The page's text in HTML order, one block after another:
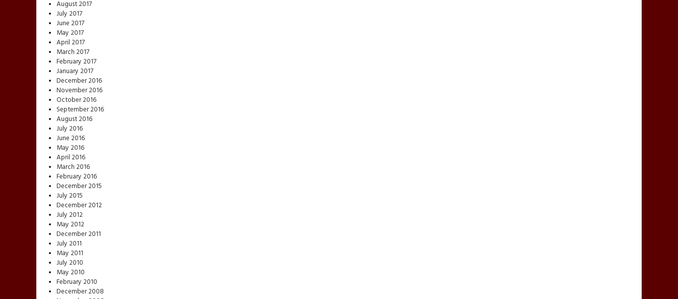
August 2017
July 2017
June 2017
May 2017
April 2017
March 2017
February 2017
January 2017
December 2016
November 2016
October 2016
September 2016
August 2016
July 2016
June 2016
May 2016
April 2016
March 2016
February 2016
December 2015
July 2015
December 2012
July 2012
May 2012
December 2011
July 2011
May 2011
July 2010
May 2010
February 2010
December 2008